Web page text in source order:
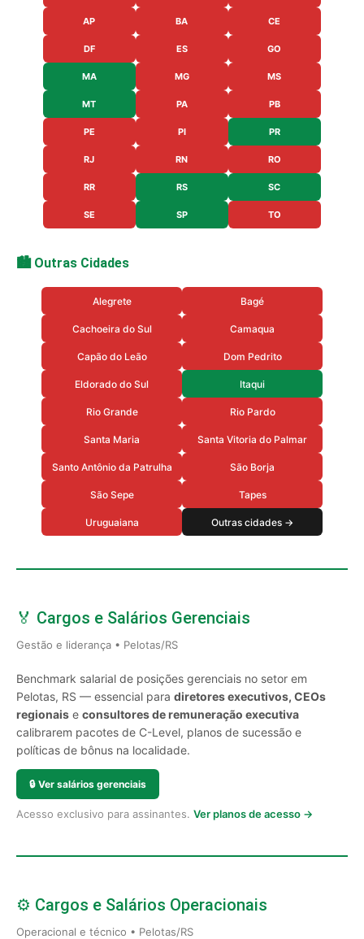
AP BA CE
DF ES GO
MA MG MS
MT PA PB
PE PI PR
RJ RN RO
RR RS SC
SE SP TO
🏙️ Outras Cidades
Alegrete Bagé
Cachoeira do Sul Camaqua
Capão do Leão Dom Pedrito
Eldorado do Sul Itaqui
Rio Grande Rio Pardo
Santa Maria Santa Vitoria do Palmar
Santo Antônio da Patrulha São Borja
São Sepe Tapes
Uruguaiana Outras cidades →
🏅 Cargos e Salários Gerenciais
Gestão e liderança • Pelotas/RS
Benchmark salarial de posições gerenciais no setor em
Pelotas, RS — essencial para diretores executivos, CEOs
regionais e consultores de remuneração executiva
calibrarem pacotes de C-Level, planos de sucessão e
políticas de bônus na localidade.
🔒 Ver salários gerenciais
Acesso exclusivo para assinantes. Ver planos de acesso →
⚙️ Cargos e Salários Operacionais
Operacional e técnico • Pelotas/RS